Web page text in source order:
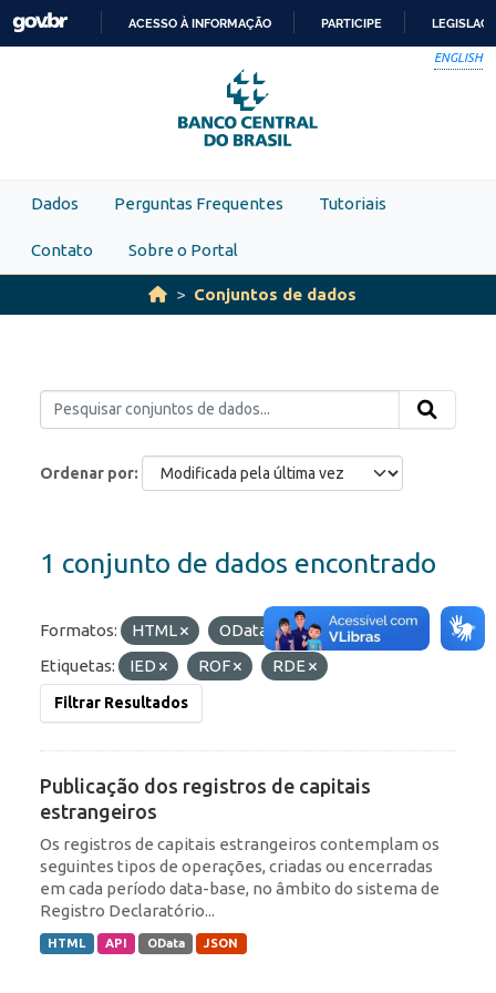
Skip to main content
PARA
O
CONTEÚDO
ACESSO À INFORMAÇÃO PARTICIPE
ENGLISH
Dados Perguntas Frequentes Tutoriais
Contato Sobre o Portal
Conjuntos de dados
Ordenar por
1 conjunto de dados encontrado
Formatos: HTML OData
JSON
Etiquetas:
IED ROF RDE
Filtrar Resultados
Publicação dos registros de capitais
estrangeiros
Os registros de capitais estrangeiros contemplam os
seguintes tipos de operações, criadas ou encerradas
em cada período data-base, no âmbito do sistema de
Registro Declaratório...
HTML API OData JSON